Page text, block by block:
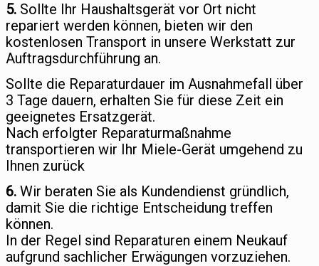
5. Sollte Ihr Haushaltsgerät vor Ort nicht
repariert werden können, bieten wir den
kostenlosen Transport in unsere Werkstatt zur
Auftragsdurchführung an.
Sollte die Reparaturdauer im Ausnahmefall über
3 Tage dauern, erhalten Sie für diese Zeit ein
geeignetes Ersatzgerät.
Nach erfolgter Reparaturmaßnahme
transportieren wir Ihr Miele-Gerät umgehend zu
Ihnen zurück
6. Wir beraten Sie als Kundendienst gründlich,
damit Sie die richtige Entscheidung treffen
können.
In der Regel sind Reparaturen einem Neukauf
aufgrund sachlicher Erwägungen vorzuziehen.